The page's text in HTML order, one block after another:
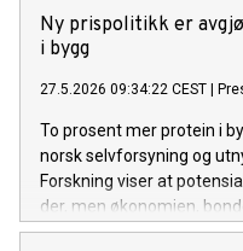
Ny prispolitikk er
i bygg
27.5.2026 09:34:22 CEST
To prosent mer protein i
norsk selvforsyning og
Forskning viser at
der, men økonomien,
er avgjørende.